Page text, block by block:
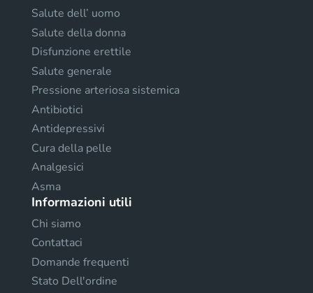
Salute dell’ uomo
Salute della donna
Disfunzione erettile
Salute generale
Pressione arteriosa sistemica
Antibiotici
Antidepressivi
Cura della pelle
Analgesici
Asma
Informazioni utili
Chi siamo
Contattaci
Domande frequenti
Stato Dell'ordine